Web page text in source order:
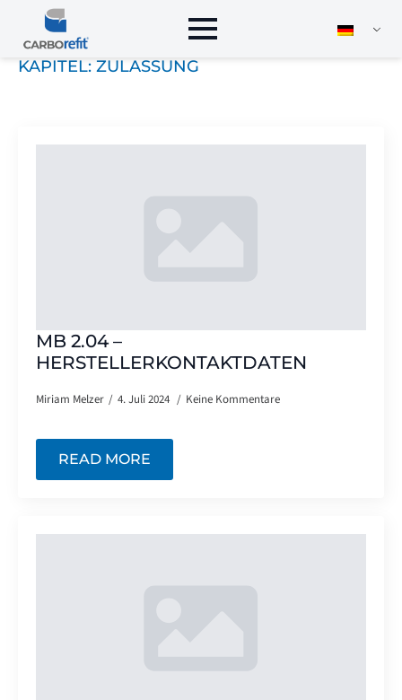
KAPITEL: ZULASSUNG
MB 2.04 –
HERSTELLERKONTAKTDATEN
Miriam Melzer 4. Juli 2024 Keine Kommentare
READ MORE